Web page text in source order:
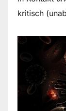
kritisch